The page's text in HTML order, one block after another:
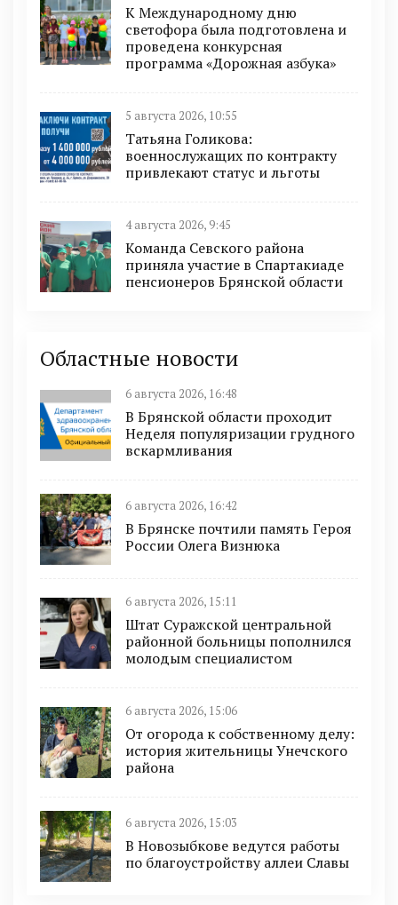
К Международному дню
светофора была подготовлена и
проведена конкурсная
программа «Дорожная азбука»
5 августа 2026, 10:55
Татьяна Голикова:
военнослужащих по контракту
привлекают статус и льготы
4 августа 2026, 9:45
Команда Севского района
приняла участие в Спартакиаде
пенсионеров Брянской области
Областные новости
6 августа 2026, 16:48
В Брянской области проходит
Неделя популяризации грудного
вскармливания
6 августа 2026, 16:42
В Брянске почтили память Героя
России Олега Визнюка
6 августа 2026, 15:11
Штат Суражской центральной
районной больницы пополнился
молодым специалистом
6 августа 2026, 15:06
От огорода к собственному делу:
история жительницы Унечского
района
6 августа 2026, 15:03
В Новозыбкове ведутся работы
по благоустройству аллеи Славы